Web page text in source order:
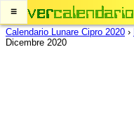
≡
Calendario Lunare Cipro 2020 ›
Dicembre 2020